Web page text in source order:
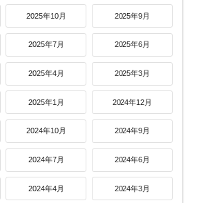
2025年10月 2025年9月
2025年7月 2025年6月
2025年4月 2025年3月
2025年1月 2024年12月
2024年10月 2024年9月
2024年7月 2024年6月
2024年4月 2024年3月